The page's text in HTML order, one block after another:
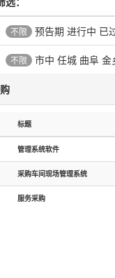
不限 预告期 进行中 已
不限 市中 任城 曲阜 金
标题
管理系统软件
采购车间现场管理系统
服务采购